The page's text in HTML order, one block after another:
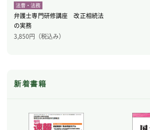
法曹・法務
弁護士専門研修講座 改正相続法
の実務
3,850円（税込み）
新着書籍